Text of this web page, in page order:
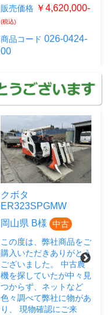
販売価格 ￥4,620,000-
(税込)
商品コード 026-0424-
00
クボタ
ER323SPGMW
岡山県 B様
中古
この度は、弊社商品をご
購入いただきありがとう
ございました。 中古農
機を探していたが中々見
つからず、ネットなど
色々調べて弊社に物があ
り、 現物確認にご来